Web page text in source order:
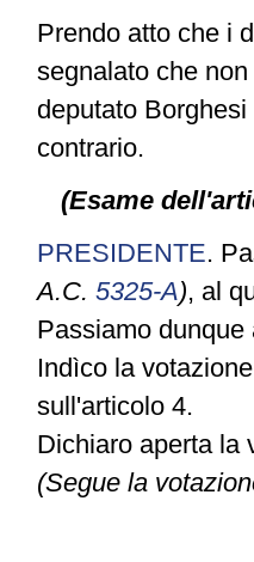
Prendo atto che i
segnalato che
deputato
contrario.
(Esame
PRESIDENTE.
A.C. 5325-A), al
Passiamo dunque
Indìco la
sull'articolo 4.
Dichiaro aperta la
(Segue la